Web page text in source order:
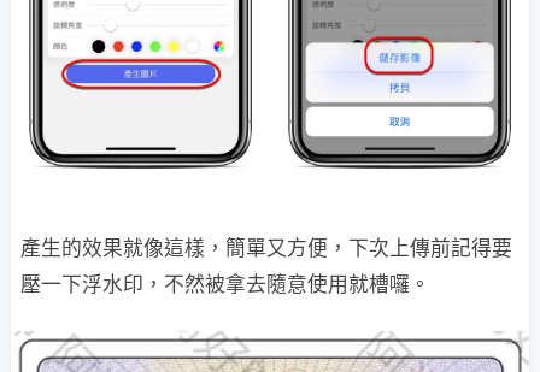
產生的效果就像這樣，簡單又方便，下次上傳前記得要
壓一下浮水印，不然被拿去隨意使用就槽囉。